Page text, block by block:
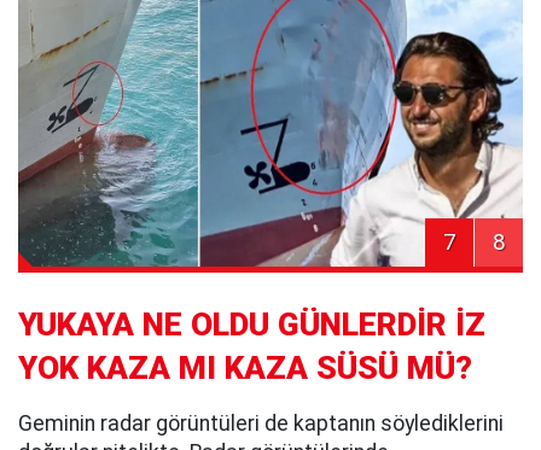
7 8
YUKAYA NE OLDU GÜNLERDİR İZ
YOK KAZA MI KAZA SÜSÜ MÜ?
Geminin radar görüntüleri de kaptanın söylediklerini